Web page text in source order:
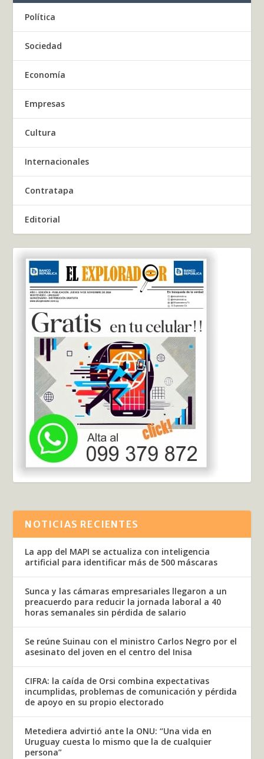
Política
Sociedad
Economía
Empresas
Cultura
Internacionales
Contratapa
Editorial
NOTICIAS RECIENTES
La app del MAPI se actualiza con inteligencia
artificial para identificar más de 500 máscaras
Sunca y las cámaras empresariales llegaron a un
preacuerdo para reducir la jornada laboral a 40
horas semanales sin pérdida de salario
Se reúne Suinau con el ministro Carlos Negro por el
asesinato del joven en el centro del Inisa
CIFRA: la caída de Orsi combina expectativas
incumplidas, problemas de comunicación y pérdida
de apoyo en su propio electorado
Metediera advirtió ante la ONU: “Una vida en
Uruguay cuesta lo mismo que la de cualquier
persona”